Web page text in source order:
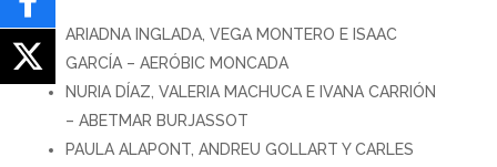
ARIADNA INGLADA, VEGA MONTERO E ISAAC
GARCÍA – AERÓBIC MONCADA
NURIA DÍAZ, VALERIA MACHUCA E IVANA CARRIÓN
– ABETMAR BURJASSOT
PAULA ALAPONT, ANDREU GOLLART Y CARLES